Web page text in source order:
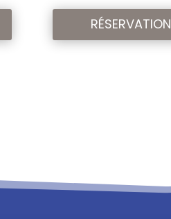
RÉSERVATION